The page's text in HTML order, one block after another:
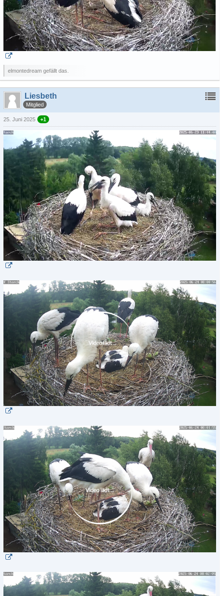
elmontedream gefällt das.
Liesbeth
Mitglied
25. Juni 2025 +1